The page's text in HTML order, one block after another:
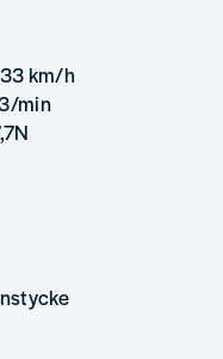
km/h
min